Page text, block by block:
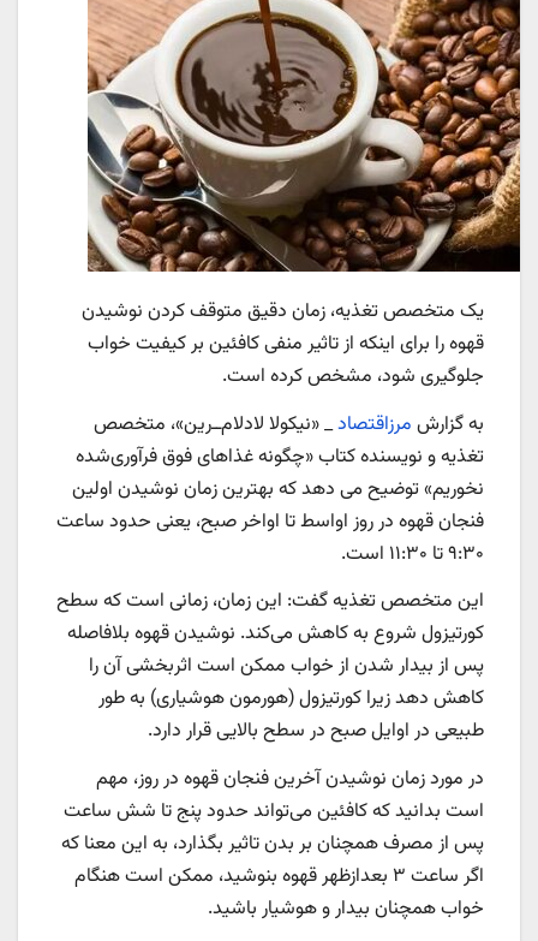
یک متخصص تغذیه، زمان دقیق متوقف کردن نوشیدن
قهوه را برای اینکه از تاثیر منفی کافئین بر کیفیت خواب
جلوگیری شود، مشخص کرده است.
به گزارش مرزاقتصاد_ «نیکولا لادلام‌ــ‌رین»، متخصص
تغذیه و نویسنده کتاب «چگونه غذاهای فوق فرآوری‌شده
نخوریم» توضیح می دهد که بهترین زمان نوشیدن اولین
فنجان قهوه در روز اواسط تا اواخر صبح، یعنی حدود ساعت
۹:۳۰ تا ۱۱:۳۰ است.
این متخصص تغذیه گفت: این زمان، زمانی است که سطح
کورتیزول شروع به کاهش می‌کند. نوشیدن قهوه بلافاصله
پس از بیدار شدن از خواب ممکن است اثربخشی آن را
کاهش دهد زیرا کورتیزول (هورمون هوشیاری) به طور
طبیعی در اوایل صبح در سطح بالایی قرار دارد.
در مورد زمان نوشیدن آخرین فنجان قهوه در روز، مهم
است بدانید که کافئین می‌تواند حدود پنج تا شش ساعت
پس از مصرف همچنان بر بدن تاثیر بگذارد، به این معنا که
اگر ساعت ۳ بعدازظهر قهوه بنوشید، ممکن است هنگام
خواب همچنان بیدار و هوشیار باشید.